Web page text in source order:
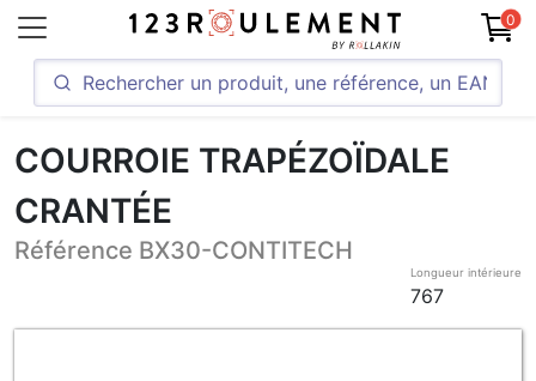
0
COURROIE TRAPÉZOÏDALE
CRANTÉE
Référence BX30-CONTITECH
Longueur intérieure
767